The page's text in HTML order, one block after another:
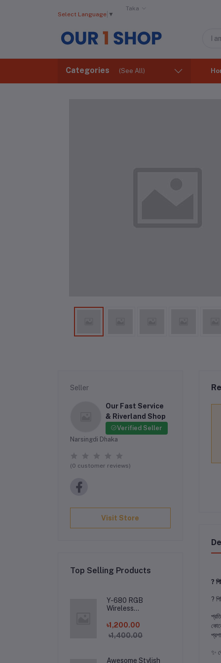
Select Language ▼
Taka
Categories (See All)
Seller
Our Fast Service
& Riverland Shop
Verified Seller
Narsingdi Dhaka
(0 customer reviews)
Visit Store
Top Selling Products
Y-680 RGB
Wireless
৳1,200.00
৳1,400.00
Awesome Stylish
​?
​?
​✨